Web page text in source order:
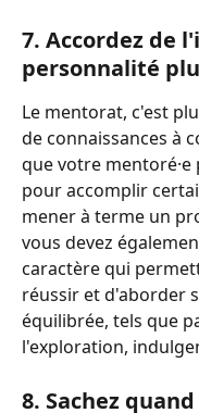
7. Accordez de
personnalité
Le mentorat, c'est
de connaissances à
que votre
pour accomplir
mener à terme un
vous devez
caractère qui
réussir et d'aborder
équilibrée, tels que
l'exploration,
8. Sachez